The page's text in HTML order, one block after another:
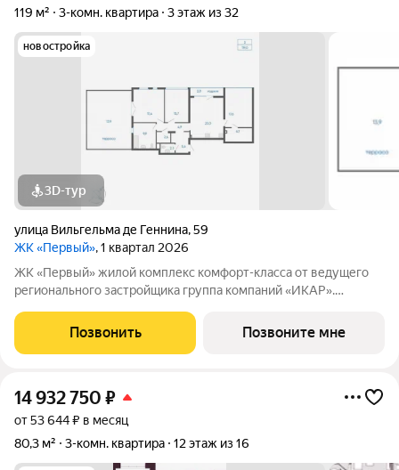
119 м²
3-комн. квартира 3 этаж из 32
новостройка
3D-тур
улица Вильгельма де Геннина,59
ЖК «Первый», 1 квартал 2026
ЖК «Первый» жилой комплекс комфорт-класса от ведущего
регионального застройщика группа компаний «ИКАР».
пересечении улиц Академика Ландау и Вавилова. Удобное
расположение транспортных развязок
Позвонить Позвоните мне
14 932 750 ₽
от 53 644 ₽ в месяц
80,3 м²
3-комн. квартира 12 этаж из 16